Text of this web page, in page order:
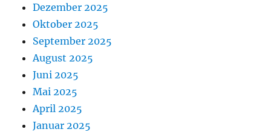
Dezember 2025
Oktober 2025
September 2025
August 2025
Juni 2025
Mai 2025
April 2025
Januar 2025